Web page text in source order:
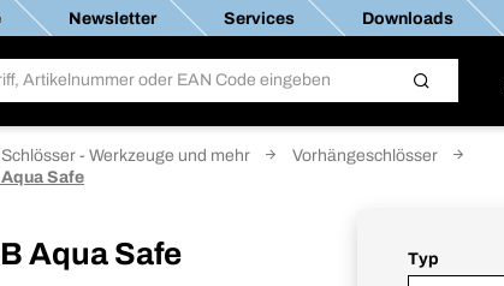
Newsletter Services Downloads
Schlösser - Werkzeuge und mehr
Vorhängeschlösser
Safe
Aqua Safe Typ